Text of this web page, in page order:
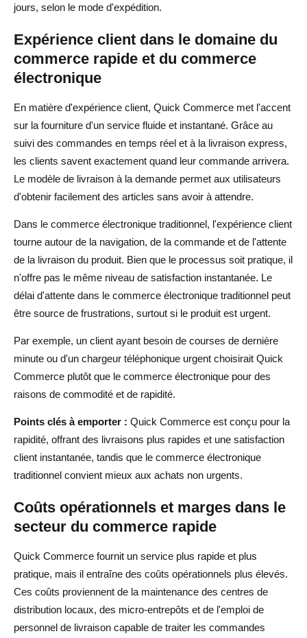
jours, selon le mode d'expédition.
Expérience client dans le domaine du
commerce rapide et du commerce
électronique
En matière d'expérience client, Quick Commerce met l'accent
sur la fourniture d'un service fluide et instantané. Grâce au
suivi des commandes en temps réel et à la livraison express,
les clients savent exactement quand leur commande arrivera.
Le modèle de livraison à la demande permet aux utilisateurs
d'obtenir facilement des articles sans avoir à attendre.
Dans le commerce électronique traditionnel, l'expérience client
tourne autour de la navigation, de la commande et de l'attente
de la livraison du produit. Bien que le processus soit pratique, il
n'offre pas le même niveau de satisfaction instantanée. Le
délai d'attente dans le commerce électronique traditionnel peut
être source de frustrations, surtout si le produit est urgent.
Par exemple, un client ayant besoin de courses de dernière
minute ou d'un chargeur téléphonique urgent choisirait Quick
Commerce plutôt que le commerce électronique pour des
raisons de commodité et de rapidité.
Points clés à emporter : Quick Commerce est conçu pour la
rapidité, offrant des livraisons plus rapides et une satisfaction
client instantanée, tandis que le commerce électronique
traditionnel convient mieux aux achats non urgents.
Coûts opérationnels et marges dans le
secteur du commerce rapide
Quick Commerce fournit un service plus rapide et plus
pratique, mais il entraîne des coûts opérationnels plus élevés.
Ces coûts proviennent de la maintenance des centres de
distribution locaux, des micro-entrepôts et de l'emploi de
personnel de livraison capable de traiter les commandes